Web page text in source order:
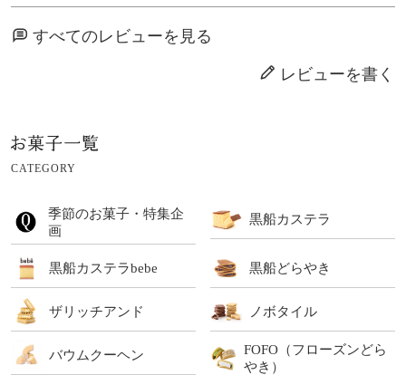
すべてのレビューを見る
レビューを書く
CATEGORY
季節のお菓子・特集企
画
黒船カステラ
黒船カステラbebe 黒船どらやき
ザリッチアンド ノボタイル
バウムクーヘン
FOFO（フローズンどら
やき）